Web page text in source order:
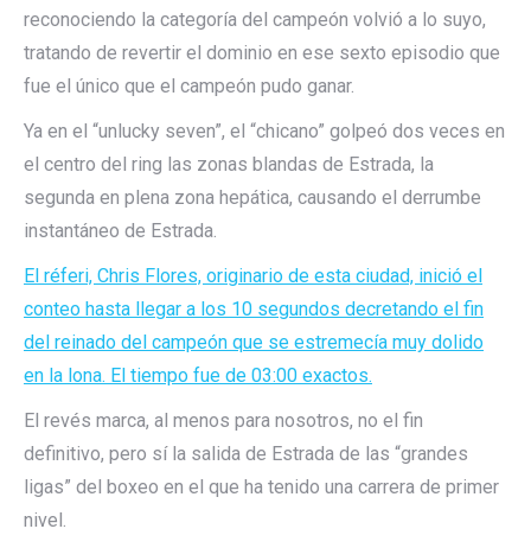
reconociendo la categoría del campeón volvió a lo suyo,
tratando de revertir el dominio en ese sexto episodio que
fue el único que el campeón pudo ganar.
Ya en el “unlucky seven”, el “chicano” golpeó dos veces en
el centro del ring las zonas blandas de Estrada, la
segunda en plena zona hepática, causando el derrumbe
instantáneo de Estrada.
El réferi, Chris Flores, originario de esta ciudad, inició el
conteo hasta llegar a los 10 segundos decretando el fin
del reinado del campeón que se estremecía muy dolido
en la lona. El tiempo fue de 03:00 exactos.
El revés marca, al menos para nosotros, no el fin
definitivo, pero sí la salida de Estrada de las “grandes
ligas” del boxeo en el que ha tenido una carrera de primer
nivel.